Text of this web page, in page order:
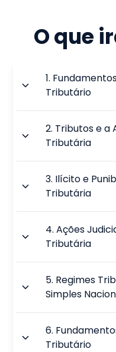
O que
1.
Tributário
2. Tributos e a
Tributária
3. Ilícito e
Tributária
4.Ações
Tributária
5. Regimes
Simples
6.
Tributário